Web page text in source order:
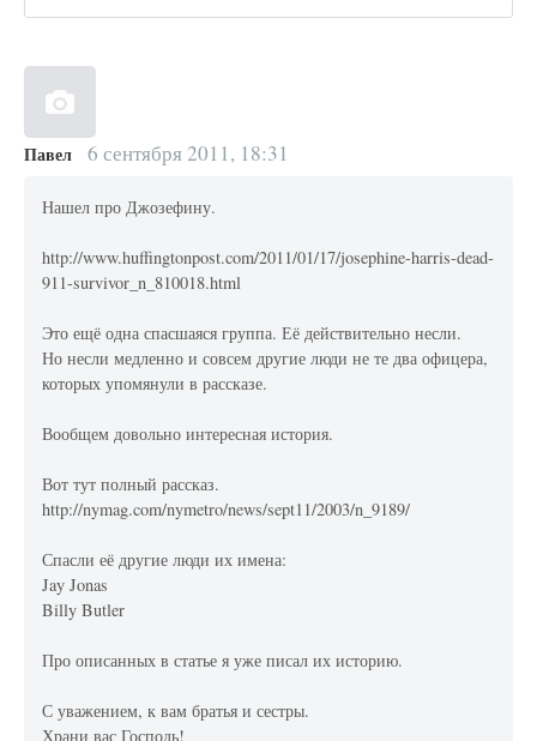
Павел 6 сентября 2011, 18:31
Нашел про Джозефину.
http://www.huffingtonpost.com/2011/01/17/josephine-harris-dead-
911-survivor_n_810018.html
Это ещё одна спасшаяся группа. Её действительно несли.
Но несли медленно и совсем другие люди не те два офицера,
которых упомянули в рассказе.
Вообщем довольно интересная история.
Вот тут полный рассказ.
http://nymag.com/nymetro/news/sept11/2003/n_9189/
Спасли её другие люди их имена:
Jay Jonas
Billy Butler
Про описанных в статье я уже писал их историю.
С уважением, к вам братья и сестры.
Храни вас Господь!